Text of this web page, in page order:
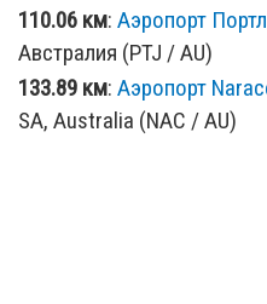
110.06 км: Аэропорт
Австралия (PTJ / AU)
133.89 км: Аэропорт
SA, Australia (NAC / AU)